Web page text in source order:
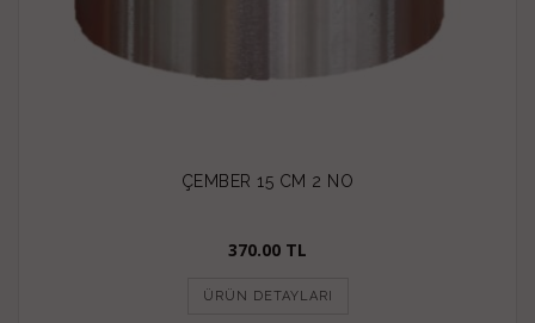
ÇEMBER 15 CM 2 NO
370.00 TL
ÜRÜN DETAYLARI